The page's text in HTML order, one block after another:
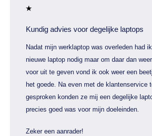
Kundig advies voor degelijke laptops
Nadat mijn werklaptop was overleden had
nieuwe laptop nodig maar om daar dan
voor uit te geven vond ik ook weer een
het goede. Na even met de klantenservice
gesproken konden ze mij een degelijke
precies goed was voor mijn doeleinden.
Zeker een aanrader!